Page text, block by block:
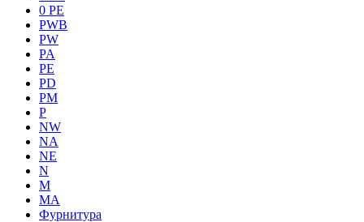
0 PE
PWB
PW
PA
PE
PD
PM
P
NW
NA
NE
N
M
MA
Фурнитура